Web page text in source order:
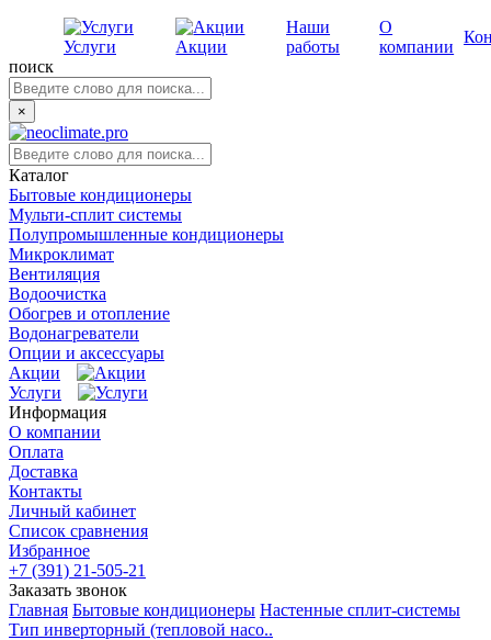
Услуги Акции
Наши
работы
О
компании
поиск
×
Каталог
Бытовые кондиционеры
Мульти-сплит системы
Полупромышленные кондиционеры
Микроклимат
Вентиляция
Водоочистка
Обогрев и отопление
Водонагреватели
Опции и аксессуары
Акции
Услуги
Информация
О компании
Оплата
Доставка
Контакты
Личный кабинет
Список сравнения
Избранное
+7 (391) 21-505-21
Заказать звонок
Главная Бытовые кондиционеры Настенные сплит-системы
Тип инверторный (тепловой насо..